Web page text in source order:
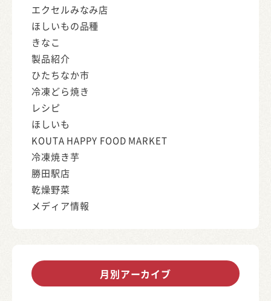
エクセルみなみ店
ほしいもの品種
きなこ
製品紹介
ひたちなか市
冷凍どら焼き
レシピ
ほしいも
KOUTA HAPPY FOOD MARKET
冷凍焼き芋
勝田駅店
乾燥野菜
メディア情報
月別アーカイブ